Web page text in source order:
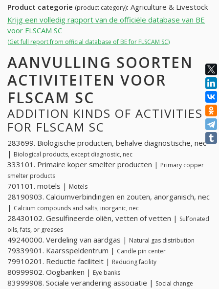
Product categorie (product category): Agriculture & Livestock
Krijg een volledig rapport van de officiële database van BE
voor FLSCAM SC
(Get full report from official database of BE for FLSCAM SC)
AANVULLING SOORTEN
ACTIVITEITEN VOOR
FLSCAM SC
ADDITION KINDS OF ACTIVITIES
FOR FLSCAM SC
283699. Biologische producten, behalve diagnostische, nec
| Biological products, except diagnostic, nec
333101. Primaire koper smelter producten | Primary copper
smelter products
701101. motels | Motels
28190903. Calciumverbindingen en zouten, anorganisch, nec
| Calcium compounds and salts, inorganic, nec
28430102. Gesulfineerde oliën, vetten of vetten | Sulfonated
oils, fats, or greases
49240000. Verdeling van aardgas | Natural gas distribution
79339901. Kaarsspeldentrum | Candle pin center
79910201. Reductie faciliteit | Reducing facility
80999902. Oogbanken | Eye banks
83999908. Sociale verandering associatie | Social change